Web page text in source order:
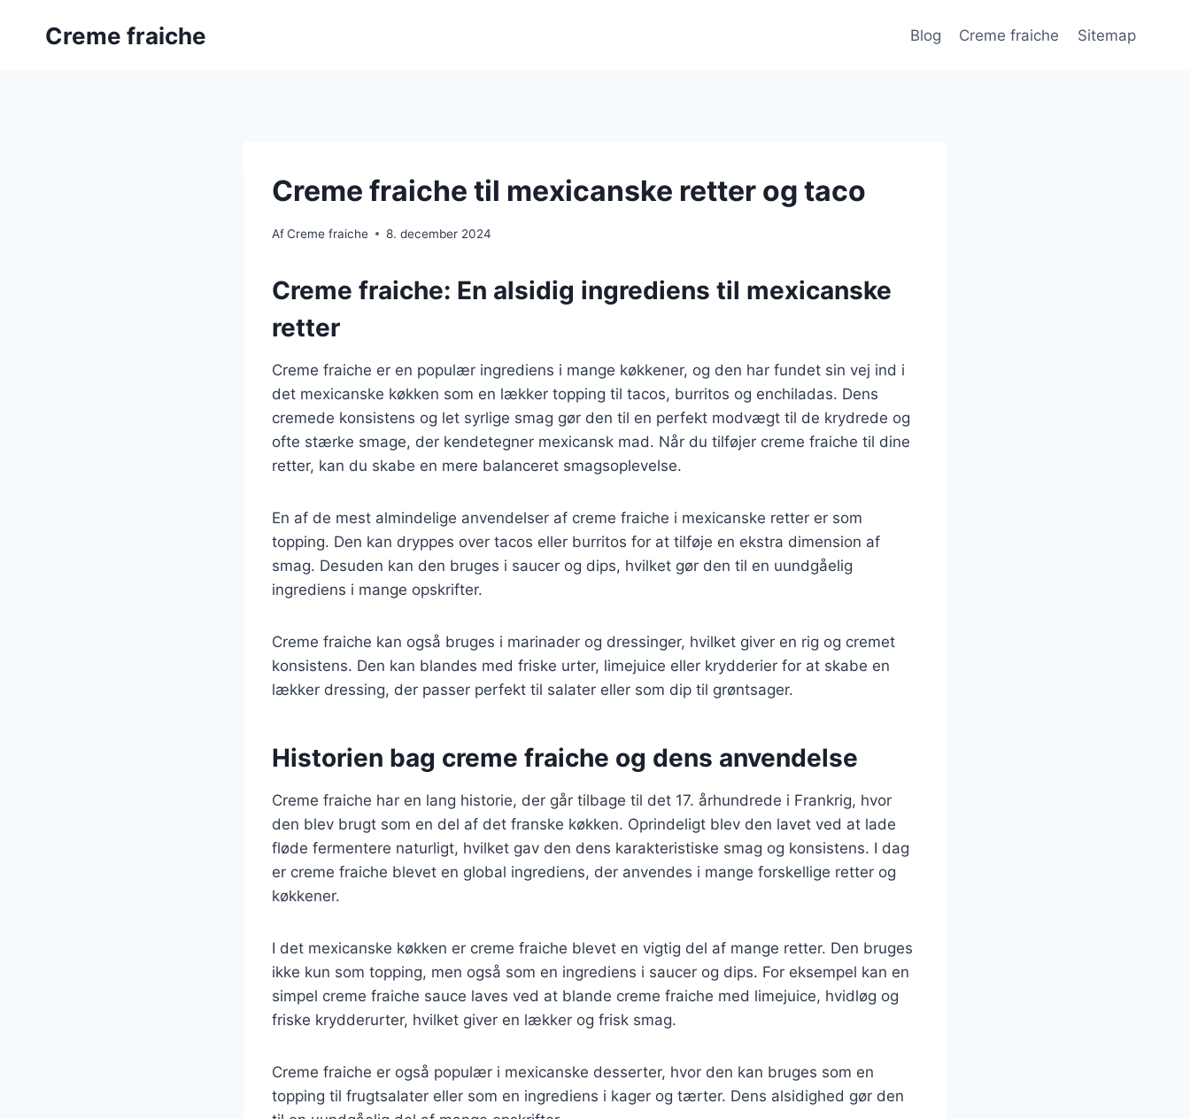
Creme fraiche Blog Creme fraiche Sitemap
Creme fraiche til mexicanske retter og taco
AfCreme fraiche 8. december 2024
Creme fraiche: En alsidig ingrediens til mexicanske
retter
Creme fraiche er en populær ingrediens i mange køkkener, og den har fundet sin vej ind i
det mexicanske køkken som en lækker topping til tacos, burritos og enchiladas. Dens
cremede konsistens og let syrlige smag gør den til en perfekt modvægt til de krydrede og
ofte stærke smage, der kendetegner mexicansk mad. Når du tilføjer creme fraiche til dine
retter, kan du skabe en mere balanceret smagsoplevelse.
En af de mest almindelige anvendelser af creme fraiche i mexicanske retter er som
topping. Den kan dryppes over tacos eller burritos for at tilføje en ekstra dimension af
smag. Desuden kan den bruges i saucer og dips, hvilket gør den til en uundgåelig
ingrediens i mange opskrifter.
Creme fraiche kan også bruges i marinader og dressinger, hvilket giver en rig og cremet
konsistens. Den kan blandes med friske urter, limejuice eller krydderier for at skabe en
lækker dressing, der passer perfekt til salater eller som dip til grøntsager.
Historien bag creme fraiche og dens anvendelse
Creme fraiche har en lang historie, der går tilbage til det 17. århundrede i Frankrig, hvor
den blev brugt som en del af det franske køkken. Oprindeligt blev den lavet ved at lade
fløde fermentere naturligt, hvilket gav den dens karakteristiske smag og konsistens. I dag
er creme fraiche blevet en global ingrediens, der anvendes i mange forskellige retter og
køkkener.
I det mexicanske køkken er creme fraiche blevet en vigtig del af mange retter. Den bruges
ikke kun som topping, men også som en ingrediens i saucer og dips. For eksempel kan en
simpel creme fraiche sauce laves ved at blande creme fraiche med limejuice, hvidløg og
friske krydderurter, hvilket giver en lækker og frisk smag.
Creme fraiche er også populær i mexicanske desserter, hvor den kan bruges som en
topping til frugtsalater eller som en ingrediens i kager og tærter. Dens alsidighed gør den